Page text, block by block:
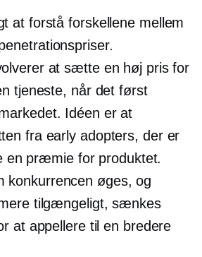
at forstå forskellene mellem
at sætte en høj pris for
tjeneste, når det først
Idéen er at
fra early adopters, der er
en præmie for produktet.
konkurrencen øges, og
tilgængeligt, sænkes
at appellere til en bredere